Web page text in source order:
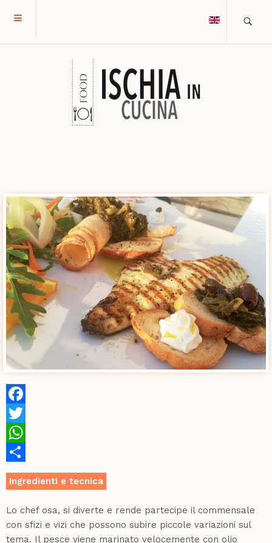
Facebook
Twitter
WhatsApp
Share
Ingredienti e tecnica
Lo chef osa, si diverte e rende partecipe il commensale
con sfizi e vizi che possono subire piccole variazioni sul
tema. Il pesce viene marinato velocemente con olio